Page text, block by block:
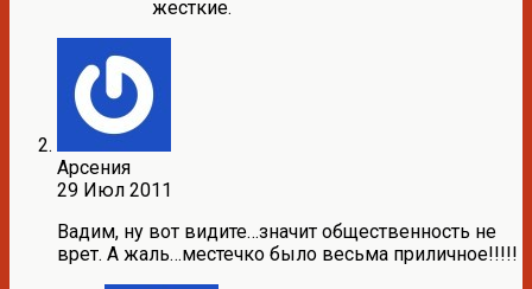
жесткие.
Арсения
29 Июл 2011
Вадим, ну вот видите…значит общественность не
врет. А жаль…местечко было весьма приличное!!!!!